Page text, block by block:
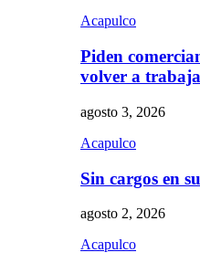
Acapulco
Piden
volver a
agosto 3, 2026
Acapulco
Sin cargos en
agosto 2, 2026
Acapulco